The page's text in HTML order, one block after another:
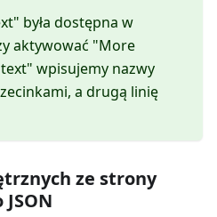
była dostępna w
aktywować "More
wpisujemy nazwy
a drugą linię
ze strony